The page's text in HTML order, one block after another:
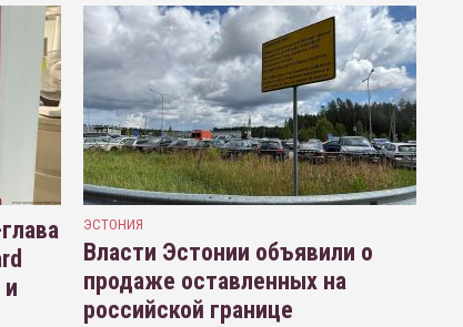
ЭСТОНИЯ
Власти Эстонии объявили о
продаже оставленных на
российской границе